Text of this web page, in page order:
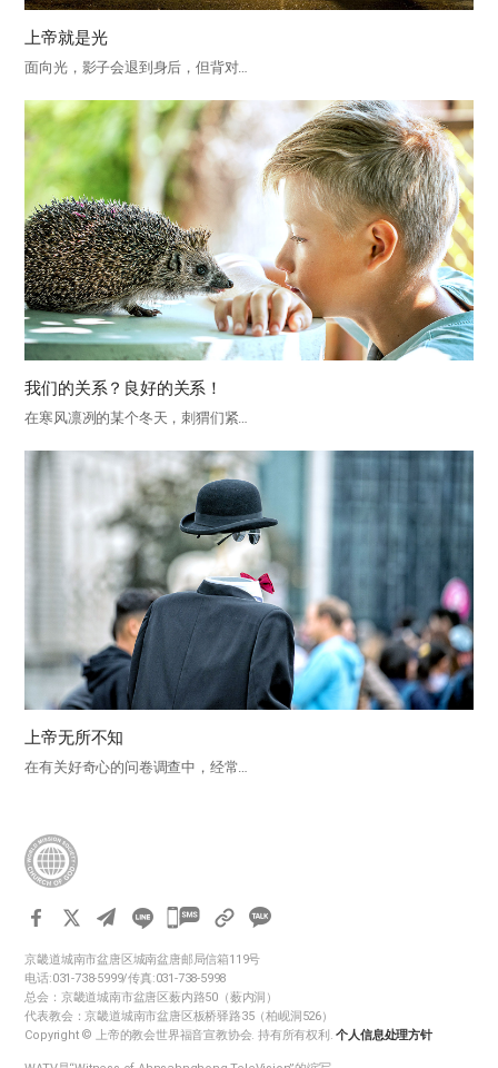
上帝就是光
面向光，影子会退到身后，但背对…
我们的关系？良好的关系！
在寒风凛冽的某个冬天，刺猬们紧…
上帝无所不知
在有关好奇心的问卷调查中，经常…
카
오
톡
공
京畿道城南市盆唐区城南盆唐邮局信箱119号
电话:031-738-5999/传真:031-738-5998
总会：京畿道城南市盆唐区薮内路50（薮内洞）
代表教会：京畿道城南市盆唐区板桥驿路35（柏岘洞526）
Copyright © 上帝的教会世界福音宣教协会. 持有所有权利.个人信息处理方针